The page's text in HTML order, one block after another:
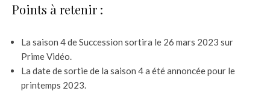
Points à retenir :
La saison 4 de Succession sortira le 26 mars 2023 sur
Prime Vidéo.
La date de sortie de la saison 4 a été annoncée pour le
printemps 2023.